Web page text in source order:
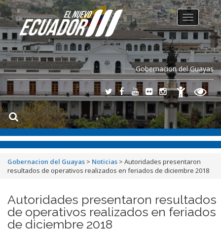
Gobernacion del Guayas
Toggle
navigation
Gobernacion del Guayas > Noticias > Autoridades presentaron
resultados de operativos realizados en feriados de diciembre 2018
Autoridades presentaron resultados
de operativos realizados en feriados
de diciembre 2018